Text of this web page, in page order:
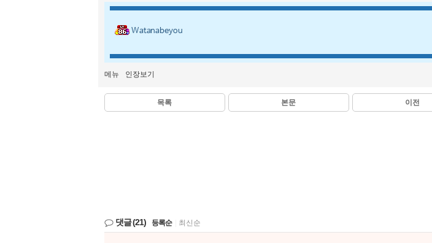
Watanabeyou
메뉴 인장보기
목록 본문 이전
댓글(21) 등록순 최신순